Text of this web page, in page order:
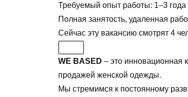
Требуемый опыт работы: 1–3 года
Полная занятость, удаленная
Сейчас эту вакансию смотрят 4
WE BASED – это
продажей женской одежды.
Мы стремимся к постоянному